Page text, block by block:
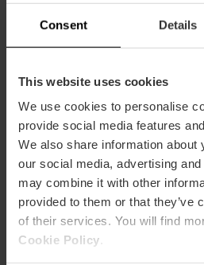
Consent Details
This website uses cookies
We use cookies to personalise
provide social media features
We also share information about
our social media, advertising
may combine it with other
provided to them or that they’ve
of their services. You will find
Cookie Policy
Capacitat
Restaurant
115
Com arribar